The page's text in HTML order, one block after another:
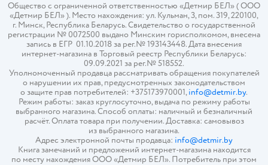
Общество с ограниченной ответственностью «Детмир БЕЛ» ( ООО
«Детмир БЕЛ» ). Место нахождения: ул. Кульман, 3, пом. 319, 220100,
г. Минск, Республика Беларусь. Свидетельство о государственной
регистрации № 0072500 выдано Минским горисполкомом, внесена
запись в ЕГР 01.10.2018 за рег.№ 193143448. Дата внесения
интернет-магазина в Торговый реестр Республики Беларусь:
09.09.2021 за рег.№ 518552.
Уполномоченный продавца рассматривать обращения покупателей
о нарушении их прав, предусмотренных законодательством
о защите прав потребителей: +375173970001,info@detmir.by.
Режим работы: заказ круглосуточно, выдача по режиму работы
выбранного магазина. Способ оплаты: наличный и безналичный
расчёт. Оплата товара при получении. Доставка: самовывоз
из выбранного магазина.
Адрес электронной почты продавца: info@detmir.by
Книга замечаний и предложений интернет-магазина находится
по месту нахождения ООО «Детмир БЕЛ». Потребитель при этом